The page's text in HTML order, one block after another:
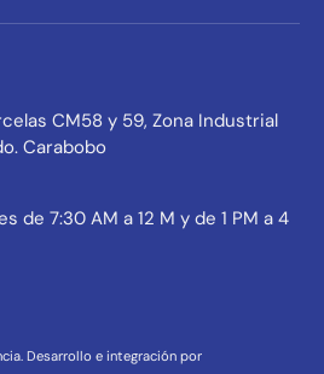
CM58 y 59, Zona Industrial
Carabobo
de 7:30 AM a 12 M y de 1 PM a 4
. Desarrollo e integración por